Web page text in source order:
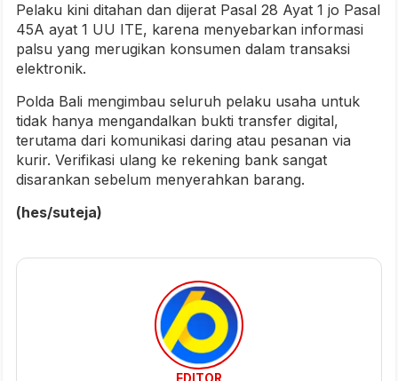
Pelaku kini ditahan dan dijerat Pasal 28 Ayat 1 jo Pasal
45A ayat 1 UU ITE, karena menyebarkan informasi
palsu yang merugikan konsumen dalam transaksi
elektronik.
Polda Bali mengimbau seluruh pelaku usaha untuk
tidak hanya mengandalkan bukti transfer digital,
terutama dari komunikasi daring atau pesanan via
kurir. Verifikasi ulang ke rekening bank sangat
disarankan sebelum menyerahkan barang.
(hes/suteja)